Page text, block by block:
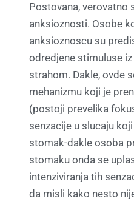
Postovana, verovatno
anksioznosti. Osobe
anksioznoscu su
odredjene stimuluse
strahom. Dakle, ovde
mehanizmu koji je
(postoji prevelika
senzacije u slucaju
stomak-dakle osoba
stomaku onda se
intenziviranja tih
da misli kako nesto